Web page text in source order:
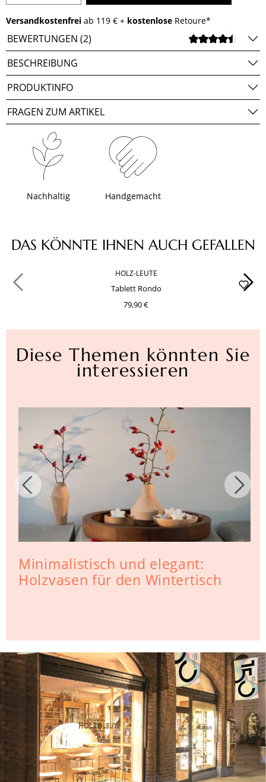
Versandkostenfrei ab 119 € + kostenlose Retoure*
BEWERTUNGEN (2)
BESCHREIBUNG
PRODUKTINFO
FRAGEN ZUM ARTIKEL
Nachhaltig Handgemacht
Produktgalerie überspringen
DAS KÖNNTE IHNEN AUCH GEFALLEN
HOLZ-LEUTE
Tablett Rondo
79,90 €
Diese Themen könnten Sie
interessieren
Minimalistisch und elegant:
Holzvasen für den Wintertisch